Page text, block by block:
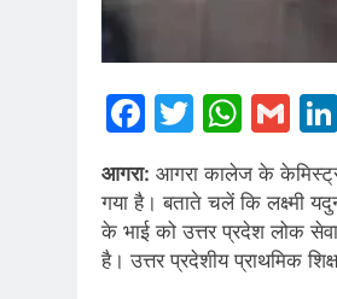
Facebook
Twitter
आगरा: आगरा कालेज के
गया है। बताते चलें कि लक्ष्मी
के भाई को उत्तर प्रदेश लोक
है। उत्तर प्रदेशीय प्राथमिक